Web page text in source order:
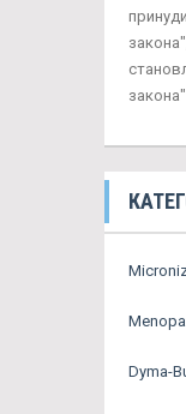
закона".
Dyma-